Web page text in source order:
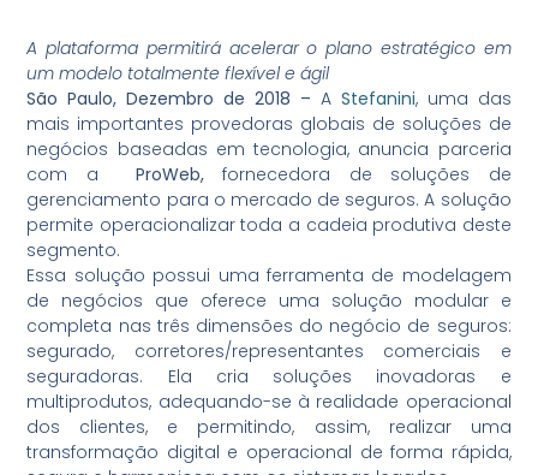
A plataforma permitirá acelerar o plano estratégico em
um modelo totalmente flexível e ágil
São Paulo, Dezembro de 2018 – A Stefanini, uma das
mais importantes provedoras globais de soluções de
negócios baseadas em tecnologia, anuncia parceria
com a ProWeb,fornecedora de soluções de
gerenciamento para o mercado de seguros. A solução
permite operacionalizar toda a cadeia produtiva deste
segmento.
Essa solução possui uma ferramenta de modelagem
de negócios que oferece uma solução modular e
completa nas três dimensões do negócio de seguros:
segurado, corretores/representantes comerciais e
seguradoras. Ela cria soluções inovadoras e
multiprodutos, adequando-se à realidade operacional
dos clientes, e permitindo, assim, realizar uma
transformação digital e operacional de forma rápida,